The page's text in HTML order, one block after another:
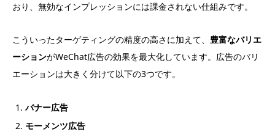
おり、無効なインプレッションには課金されない仕組みです。
こういったターゲティングの精度の高さに加えて、 豊富なバリエ
ーションがWeChat広告の効果を最大化しています。広告のバリ
エーションは大きく分けて以下の3つです。
バナー広告
モーメンツ広告